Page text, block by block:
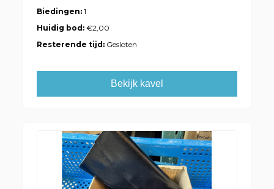
Biedingen: 1
Huidig bod:€2,00
Resterende tijd: Gesloten
Bekijk kavel